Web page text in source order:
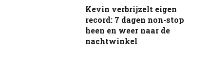
Kevin verbrijzelt eigen
record: 7 dagen non-stop
heen en weer naar de
nachtwinkel